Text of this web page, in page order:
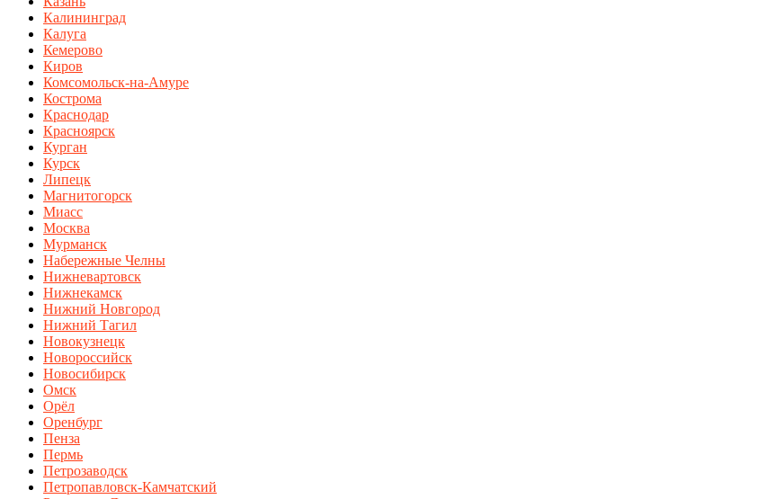
Калининград
Калуга
Кемерово
Киров
Комсомольск-на-Амуре
Кострома
Краснодар
Красноярск
Курган
Курск
Липецк
Магнитогорск
Миасс
Москва
Мурманск
Набережные Челны
Нижневартовск
Нижнекамск
Нижний Новгород
Нижний Тагил
Новокузнецк
Новороссийск
Новосибирск
Омск
Орёл
Оренбург
Пенза
Пермь
Петрозаводск
Петропавловск-Камчатский